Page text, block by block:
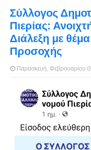
Σύλλογος
Πιερίας:
Διάλεξη με
Προσοχής
Παρασκευή, Φεβρουαρίου